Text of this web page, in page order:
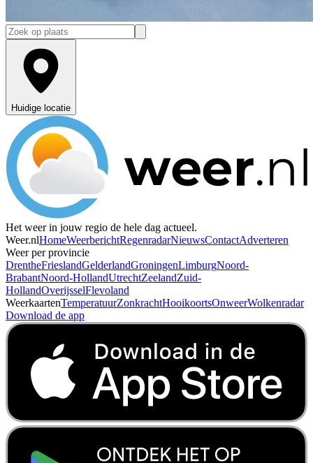
Huidige locatie
Het weer in jouw regio de hele dag actueel.
Weer.nlHomeWeerberichtRegenradarNieuwsContactAdverteren
Weer per provincie
DrentheFrieslandGelderlandGroningenLimburgNoord-
BrabantNoord-HollandUtrechtZeelandZuid-
HollandOverijsselFlevoland
WeerkaartenTemperatuurZonkrachtHooikoortsOnweerWolkenradar
Download de app